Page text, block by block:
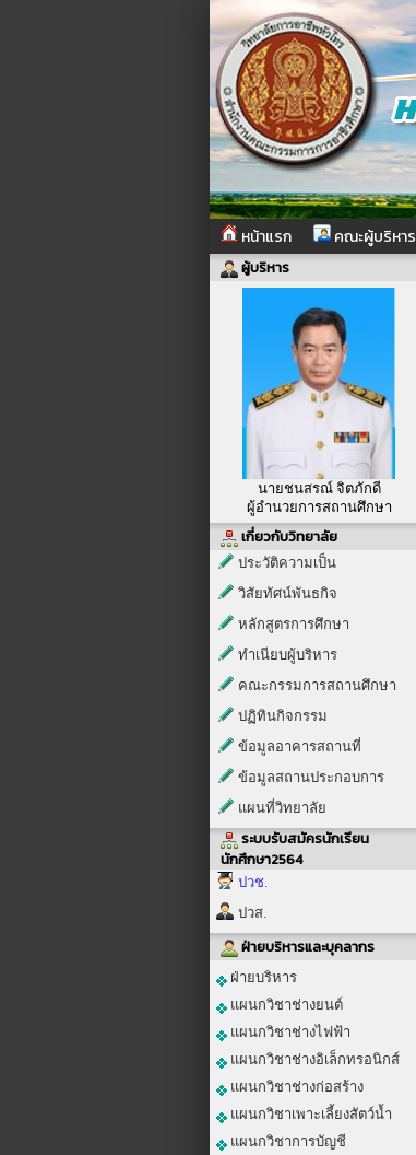
หน้าแรก คณะผู้บริหาร
ผู้บริหาร
นายชนสรณ์ จิตภักดี
ผู้อำนวยการสถานศึกษา
เกี่ยวกับวิทยาลัย
ประวัติความเป็น
วิสัยทัศน์พันธกิจ
หลักสูตรการศึกษา
ทำเนียบผู้บริหาร
คณะกรรมการสถานศึกษา
ปฏิทินกิจกรรม
ข้อมูลอาคารสถานที่
ข้อมูลสถานประกอบการ
แผนที่วิทยาลัย
ระบบรับสมัครนักเรียน
นักศึกษา2564
ปวช.
ปวส.
ฝ่ายบริหารและบุคลากร
ฝ่ายบริหาร
แผนกวิชาช่างยนต์
แผนกวิชาช่างไฟฟ้า
แผนกวิชาช่างอิเล็กทรอนิกส์
แผนกวิชาช่างก่อสร้าง
แผนกวิชาเพาะเลี้ยงสัตว์น้ำ
แผนกวิชาการบัญชี